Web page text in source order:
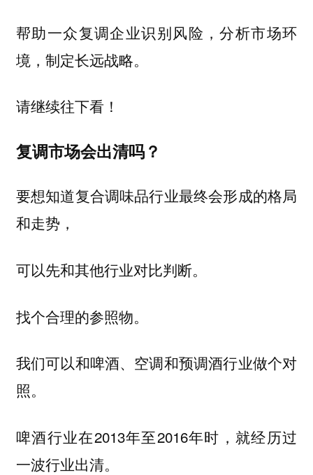
帮助一众复调企业识别风险，分析市场环
境，制定长远战略。
请继续往下看！
复调市场会出清吗？
要想知道复合调味品行业最终会形成的格局
和走势，
可以先和其他行业对比判断。
找个合理的参照物。
我们可以和啤酒、空调和预调酒行业做个对
照。
啤酒行业在2013年至2016年时，就经历过
一波行业出清。